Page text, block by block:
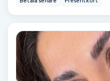
Fotmassage
Fotsvamp
Fotvård